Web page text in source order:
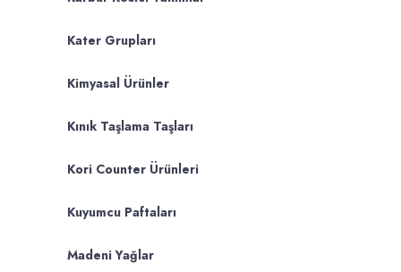
Kater Grupları
Kimyasal Ürünler
Kınık Taşlama Taşları
Kori Counter Ürünleri
Kuyumcu Paftaları
Madeni Yağlar